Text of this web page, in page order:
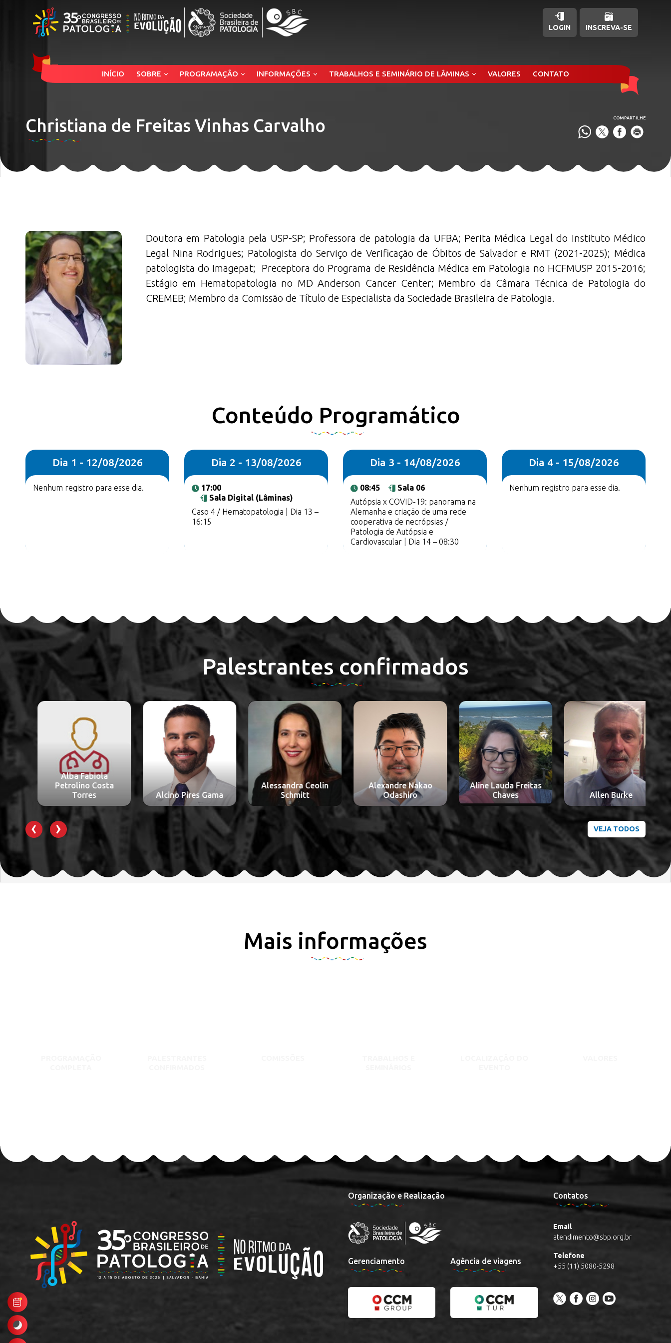
Christiana de Freitas Vinhas Carvalho COMPARTILHE
LOGIN INSCREVA-SE
INÍCIO SOBRE PROGRAMAÇÃO INFORMAÇÕES TRABALHOS E SEMINÁRIO DE LÂMINAS VALORES CONTATO
Doutora em Patologia pela USP-SP; Professora de patologia da UFBA; Perita Médica Legal do Instituto Médico
Legal Nina Rodrigues; Patologista do Serviço de Verificação de Óbitos de Salvador e RMT (2021-2025); Médica
patologista do Imagepat; Preceptora do Programa de Residência Médica em Patologia no HCFMUSP 2015-2016;
Estágio em Hematopatologia no MD Anderson Cancer Center; Membro da Câmara Técnica de Patologia do
CREMEB; Membro da Comissão de Título de Especialista da Sociedade Brasileira de Patologia.
Conteúdo Programático
Dia 1 - 12/08/2026
Nenhum registro para esse dia.
Dia 2 - 13/08/2026
17:00
Sala Digital (Lâminas)
Caso 4 / Hematopatologia | Dia 13 –
16:15
Dia 3 - 14/08/2026
08:45
Sala 06
Autópsia x COVID-19: panorama na
Alemanha e criação de uma rede
cooperativa de necrópsias /
Patologia de Autópsia e
Cardiovascular | Dia 14 – 08:30
Dia 4 - 15/08/2026
Nenhum registro para esse dia.
Palestrantes confirmados
Alba Fabiola
Petrolino Costa
Torres
Alcino Pires Gama
Alessandra Ceolin
Schmitt
Alexandre Nakao
Odashiro
Aline Lauda Freitas
Chaves
Allen Burke
‹ › VEJA TODOS
Mais informações
Organização e Realização
Gerenciamento Agência de viagens
Contatos
Email
atendimento@sbp.org.br
Telefone
+55 (11) 5080-5298